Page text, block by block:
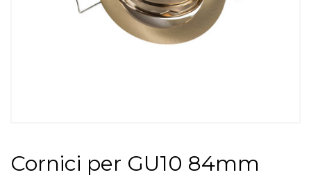
Cornici per GU10 84mm